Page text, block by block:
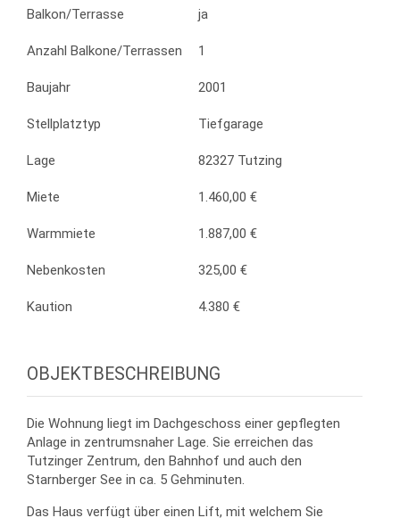
Balkon/Terrasse ja
Anzahl Balkone/Terrassen 1
Baujahr 2001
Stellplatztyp Tiefgarage
Lage 82327 Tutzing
Miete 1.460,00 €
Warmmiete 1.887,00 €
Nebenkosten 325,00 €
Kaution 4.380 €
OBJEKTBESCHREIBUNG
Die Wohnung liegt im Dachgeschoss einer gepflegten
Anlage in zentrumsnaher Lage. Sie erreichen das
Tutzinger Zentrum, den Bahnhof und auch den
Starnberger See in ca. 5 Gehminuten.
Das Haus verfügt über einen Lift, mit welchem Sie